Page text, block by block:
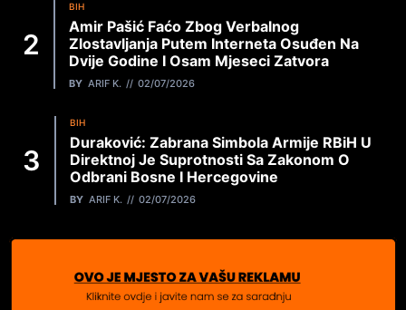
BIH
Amir Pašić Faćo Zbog Verbalnog
Zlostavljanja Putem Interneta Osuđen Na
Dvije Godine I Osam Mjeseci Zatvora
BY ARIF K. 02/07/2026
BIH
Duraković: Zabrana Simbola Armije RBiH U
Direktnoj Je Suprotnosti Sa Zakonom O
Odbrani Bosne I Hercegovine
BY ARIF K. 02/07/2026